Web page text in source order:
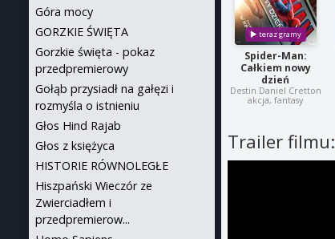
Spider-Man:
Całkiem nowy
dzień
Destin Daniel Cretton
akcja, fantasy
Trailer filmu:
Góra mocy
GORZKIE ŚWIĘTA
Gorzkie święta - pokaz
przedpremierowy
Gołąb przysiadł na gałęzi i
rozmyśla o istnieniu
Głos Hind Rajab
Głos z księżyca
HISTORIE RÓWNOLEGŁE
Hiszpański Wieczór ze
Zwierciadłem i
przedpremierow...